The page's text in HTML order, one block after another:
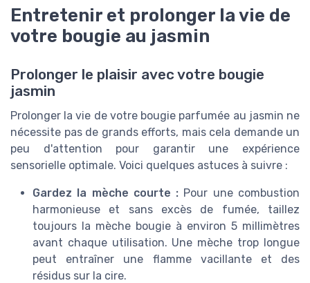
Entretenir et prolonger la vie de
votre bougie au jasmin
Prolonger le plaisir avec votre bougie
jasmin
Prolonger la vie de votre bougie parfumée au jasmin ne
nécessite pas de grands efforts, mais cela demande un
peu d'attention pour garantir une expérience
sensorielle optimale. Voici quelques astuces à suivre :
Gardez la mèche courte : Pour une combustion
harmonieuse et sans excès de fumée, taillez
toujours la mèche bougie à environ 5 millimètres
avant chaque utilisation. Une mèche trop longue
peut entraîner une flamme vacillante et des
résidus sur la cire.